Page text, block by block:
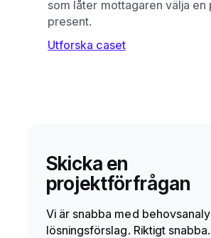
som låter mottagaren välja en
present.
Utforska caset
Skicka en
projektförfrågan
Vi är snabba med
lösningsförslag. Riktigt